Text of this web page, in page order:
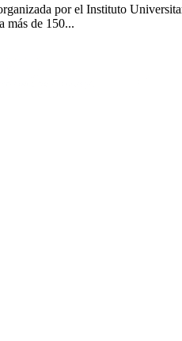
por el Instituto
más de 150...